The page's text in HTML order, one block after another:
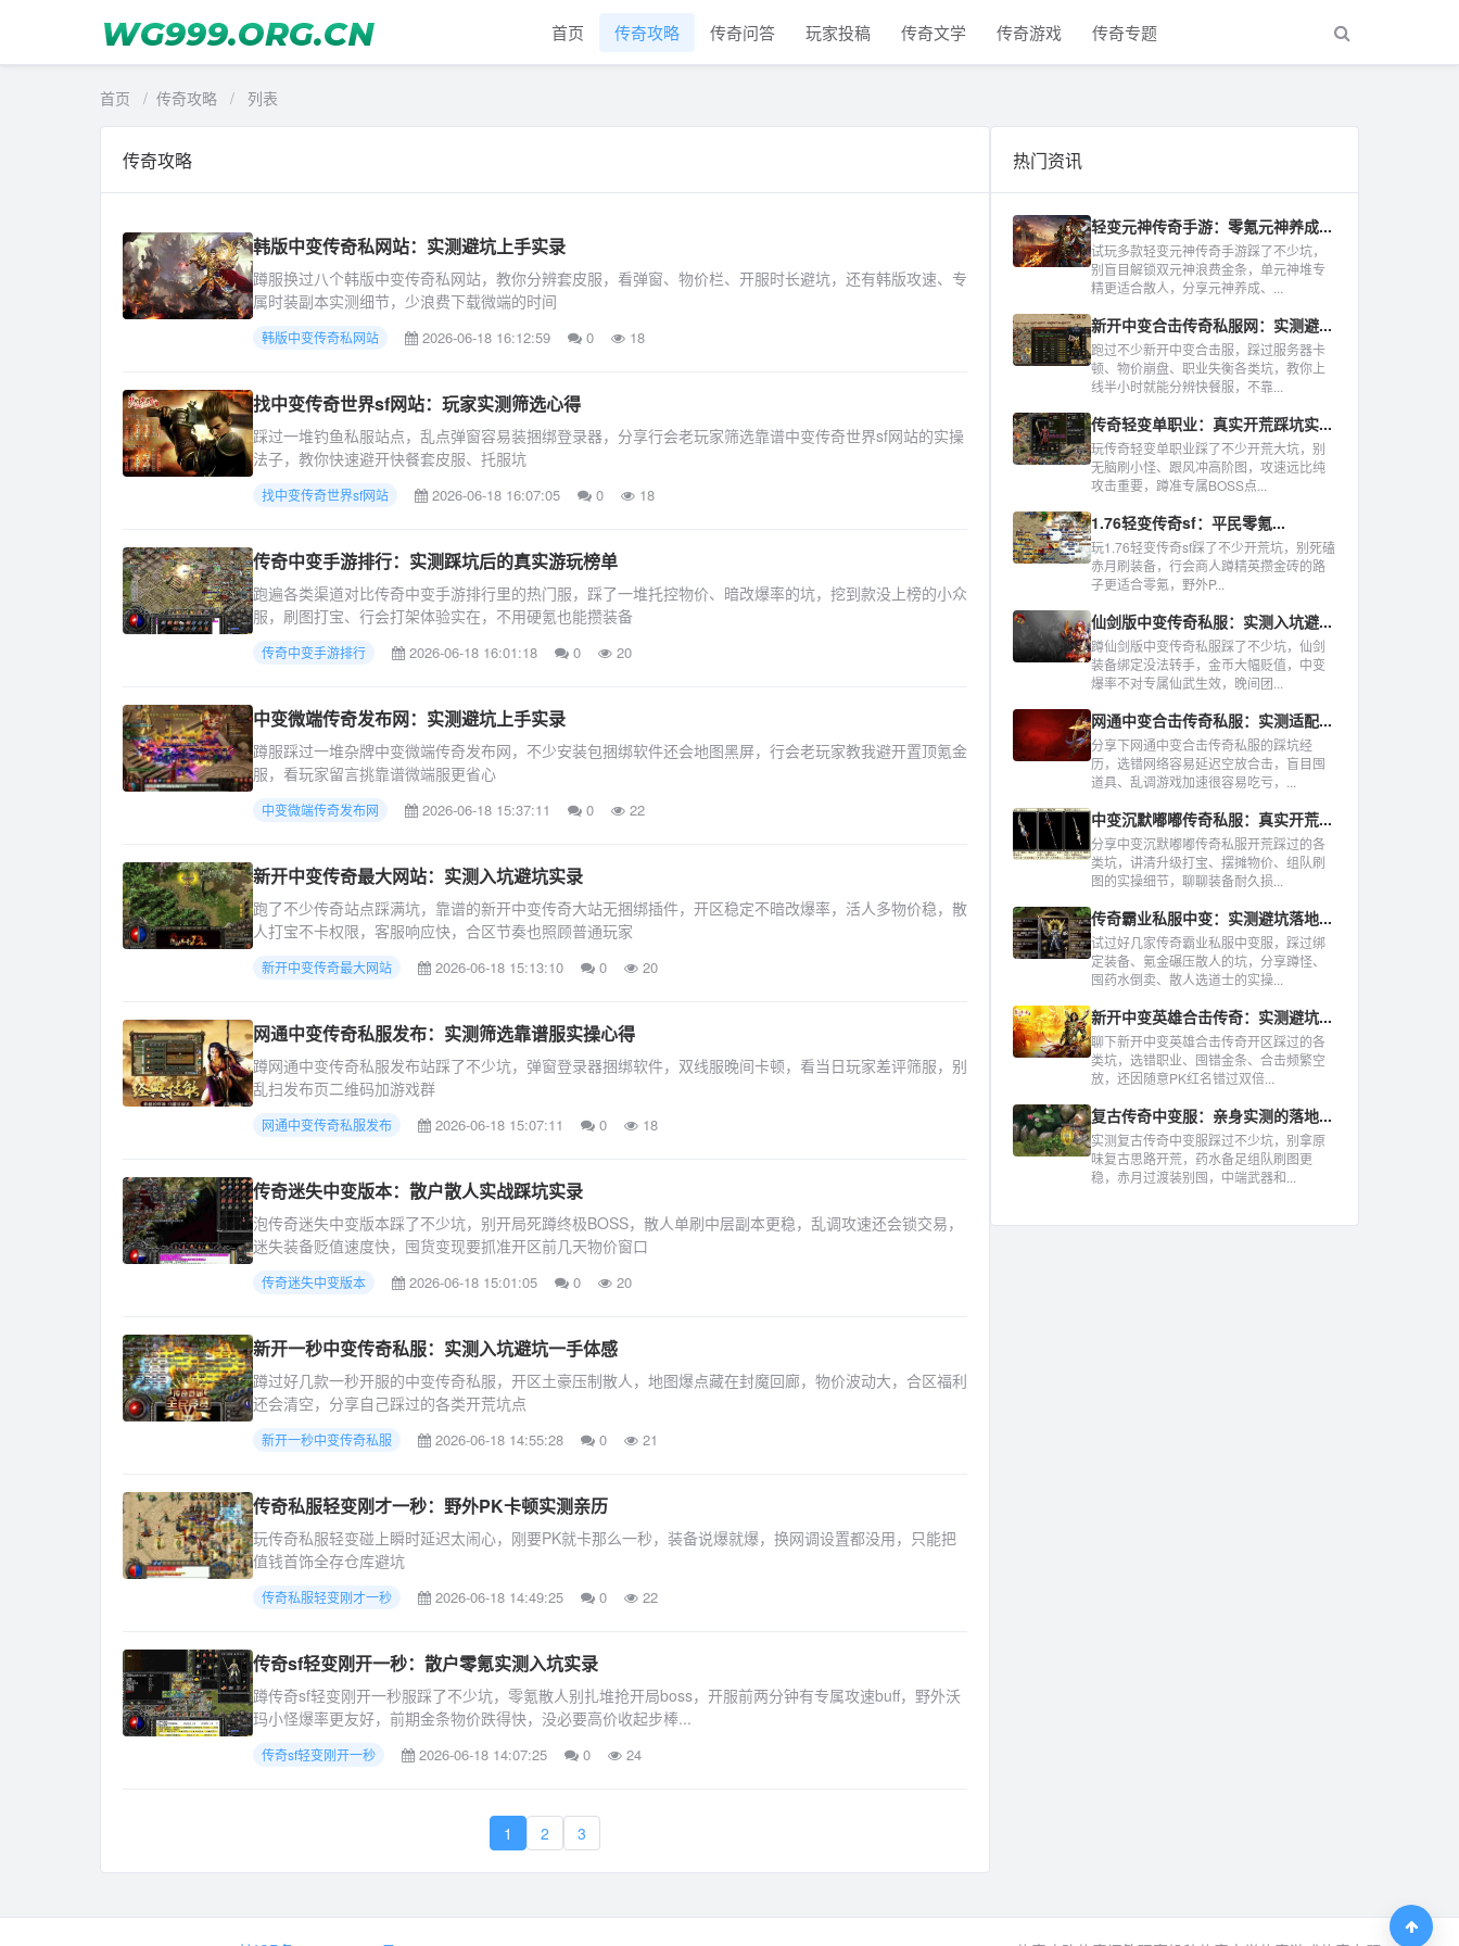
首页 传奇攻略 传奇问答 玩家投稿 传奇文学 传奇游戏 传奇专题
首页 / 传奇攻略 / 列表
传奇攻略
韩版中变传奇私网站：实测避坑上手实录
蹲服换过八个韩版中变传奇私网站，教你分辨套皮服，看弹窗、物价栏、开服时长避坑，还有韩版攻速、专
属时装副本实测细节，少浪费下载微端的时间
韩版中变传奇私网站 2026-06-18 16:12:59 0 18
找中变传奇世界sf网站：玩家实测筛选心得
踩过一堆钓鱼私服站点，乱点弹窗容易装捆绑登录器，分享行会老玩家筛选靠谱中变传奇世界sf网站的实操
法子，教你快速避开快餐套皮服、托服坑
找中变传奇世界sf网站 2026-06-18 16:07:05 0 18
传奇中变手游排行：实测踩坑后的真实游玩榜单
跑遍各类渠道对比传奇中变手游排行里的热门服，踩了一堆托控物价、暗改爆率的坑，挖到款没上榜的小众
服，刷图打宝、行会打架体验实在，不用硬氪也能攒装备
传奇中变手游排行 2026-06-18 16:01:18 0 20
中变微端传奇发布网：实测避坑上手实录
蹲服踩过一堆杂牌中变微端传奇发布网，不少安装包捆绑软件还会地图黑屏，行会老玩家教我避开置顶氪金
服，看玩家留言挑靠谱微端服更省心
中变微端传奇发布网 2026-06-18 15:37:11 0 22
新开中变传奇最大网站：实测入坑避坑实录
跑了不少传奇站点踩满坑，靠谱的新开中变传奇大站无捆绑插件，开区稳定不暗改爆率，活人多物价稳，散
人打宝不卡权限，客服响应快，合区节奏也照顾普通玩家
新开中变传奇最大网站 2026-06-18 15:13:10 0 20
网通中变传奇私服发布：实测筛选靠谱服实操心得
蹲网通中变传奇私服发布站踩了不少坑，弹窗登录器捆绑软件，双线服晚间卡顿，看当日玩家差评筛服，别
乱扫发布页二维码加游戏群
网通中变传奇私服发布 2026-06-18 15:07:11 0 18
传奇迷失中变版本：散户散人实战踩坑实录
泡传奇迷失中变版本踩了不少坑，别开局死蹲终极BOSS，散人单刷中层副本更稳，乱调攻速还会锁交易，
迷失装备贬值速度快，囤货变现要抓准开区前几天物价窗口
传奇迷失中变版本 2026-06-18 15:01:05 0 20
新开一秒中变传奇私服：实测入坑避坑一手体感
蹲过好几款一秒开服的中变传奇私服，开区土豪压制散人，地图爆点藏在封魔回廊，物价波动大，合区福利
还会清空，分享自己踩过的各类开荒坑点
新开一秒中变传奇私服 2026-06-18 14:55:28 0 21
传奇私服轻变刚才一秒：野外PK卡顿实测亲历
玩传奇私服轻变碰上瞬时延迟太闹心，刚要PK就卡那么一秒，装备说爆就爆，换网调设置都没用，只能把
值钱首饰全存仓库避坑
传奇私服轻变刚才一秒 2026-06-18 14:49:25 0 22
传奇sf轻变刚开一秒：散户零氪实测入坑实录
蹲传奇sf轻变刚开一秒服踩了不少坑，零氪散人别扎堆抢开局boss，开服前两分钟有专属攻速buff，野外沃
玛小怪爆率更友好，前期金条物价跌得快，没必要高价收起步棒...
传奇sf轻变刚开一秒 2026-06-18 14:07:25 0 24
1 2 3
热门资讯
轻变元神传奇手游：零氪元神养成...
试玩多款轻变元神传奇手游踩了不少坑，
别盲目解锁双元神浪费金条，单元神堆专
精更适合散人，分享元神养成、...
新开中变合击传奇私服网：实测避...
跑过不少新开中变合击服，踩过服务器卡
顿、物价崩盘、职业失衡各类坑，教你上
线半小时就能分辨快餐服，不靠...
传奇轻变单职业：真实开荒踩坑实...
玩传奇轻变单职业踩了不少开荒大坑，别
无脑刷小怪、跟风冲高阶图，攻速远比纯
攻击重要，蹲准专属BOSS点...
1.76轻变传奇sf：平民零氪...
玩1.76轻变传奇sf踩了不少开荒坑，别死磕
赤月刷装备，行会商人蹲精英攒金砖的路
子更适合零氪，野外P...
仙剑版中变传奇私服：实测入坑避...
蹲仙剑版中变传奇私服踩了不少坑，仙剑
装备绑定没法转手，金币大幅贬值，中变
爆率不对专属仙武生效，晚间团...
网通中变合击传奇私服：实测适配...
分享下网通中变合击传奇私服的踩坑经
历，选错网络容易延迟空放合击，盲目囤
道具、乱调游戏加速很容易吃亏，...
中变沉默嘟嘟传奇私服：真实开荒...
分享中变沉默嘟嘟传奇私服开荒踩过的各
类坑，讲清升级打宝、摆摊物价、组队刷
图的实操细节，聊聊装备耐久损...
传奇霸业私服中变：实测避坑落地...
试过好几家传奇霸业私服中变服，踩过绑
定装备、氪金碾压散人的坑，分享蹲怪、
囤药水倒卖、散人选道士的实操...
新开中变英雄合击传奇：实测避坑...
聊下新开中变英雄合击传奇开区踩过的各
类坑，选错职业、囤错金条、合击频繁空
放，还因随意PK红名错过双倍...
复古传奇中变服：亲身实测的落地...
实测复古传奇中变服踩过不少坑，别拿原
味复古思路开荒，药水备足组队刷图更
稳，赤月过渡装别囤，中端武器和...